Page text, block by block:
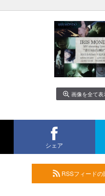
画像を全て表
シェア
RSSフィードの